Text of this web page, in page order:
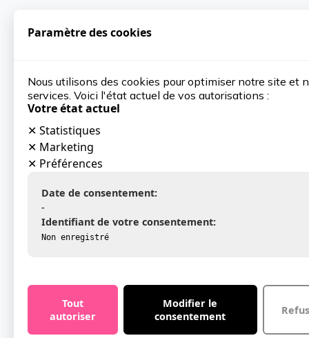
Paramètre des cookies
Nous utilisons des cookies pour optimiser notre site et
services. Voici l'état actuel de vos autorisations :
Votre état actuel
✕ Statistiques
✕ Marketing
✕ Préférences
Date de consentement:
-
Identifiant de votre consentement:
Non enregistré
Tout
autoriser
Modifier le
consentement